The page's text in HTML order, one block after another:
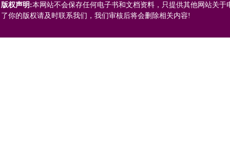
版权声明:本网站不会保存任何电子书和文档资料，只提供其他网站关
了你的版权请及时联系我们，我们审核后将会删除相关内容!